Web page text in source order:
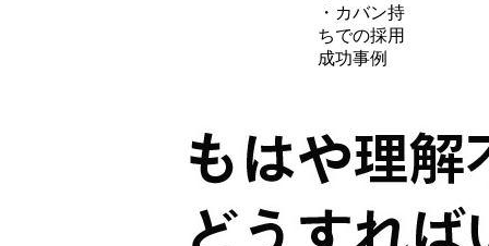
・カバン持
ちでの採用
成功事例